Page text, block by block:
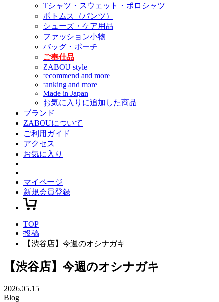
Tシャツ・スウェット・ポロシャツ
ボトムス（パンツ）
シューズ・ケア用品
ファッション小物
バッグ・ポーチ
ご奉仕品
ZABOU style
recommend and more
ranking and more
Made in Japan
お気に入りに追加した商品
ブランド
ZABOUについて
ご利用ガイド
アクセス
お気に入り
マイページ
新規会員登録
TOP
投稿
【渋谷店】今週のオシナガキ
【渋谷店】今週のオシナガキ
2026.05.15
Blog